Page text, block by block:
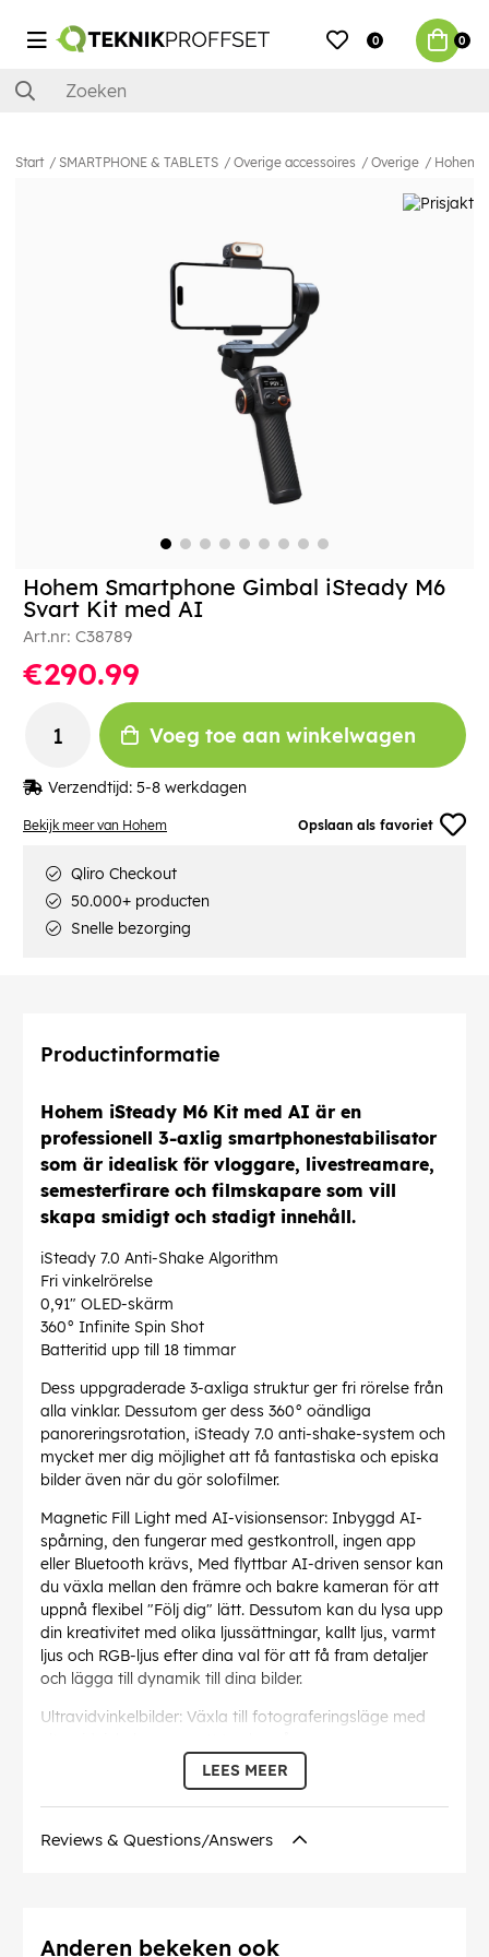
0 0
Start SMARTPHONE & TABLETS Overige accessoires Overige Hohem
Bekijk meer van Hohem Opslaan als favoriet
Hohem Smartphone Gimbal iSteady M6
Svart Kit med AI
Art.nr: C38789
€290.99
Voeg toe aan winkelwagen
Verzendtijd: 5-8 werkdagen
Qliro Checkout
50.000+ producten
Snelle bezorging
Productinformatie
Hohem iSteady M6 Kit med AI är en
professionell 3-axlig smartphonestabilisator
som är idealisk för vloggare, livestreamare,
semesterfirare och filmskapare som vill
skapa smidigt och stadigt innehåll.
iSteady 7.0 Anti-Shake Algorithm
Fri vinkelrörelse
0,91" OLED-skärm
360° Infinite Spin Shot
Batteritid upp till 18 timmar
Dess uppgraderade 3-axliga struktur ger fri rörelse från
alla vinklar. Dessutom ger dess 360° oändliga
panoreringsrotation, iSteady 7.0 anti-shake-system och
mycket mer dig möjlighet att få fantastiska och episka
bilder även när du gör solofilmer.
Magnetic Fill Light med AI-visionsensor: Inbyggd AI-
spårning, den fungerar med gestkontroll, ingen app
eller Bluetooth krävs, Med flyttbar AI-driven sensor kan
du växla mellan den främre och bakre kameran för att
uppnå flexibel "Följ dig" lätt. Dessutom kan du lysa upp
din kreativitet med olika ljussättningar, kallt ljus, varmt
ljus och RGB-ljus efter dina val för att få fram detaljer
och lägga till dynamik till dina bilder.
Ultravidvinkelbilder: Växla till fotograferingsläge med
multifunktionsavtryckaren fyra gånger, det är perfekt
för att fånga fri sikt.
skapelser när de är i rörelse och skakfria som wow.
LEES MEER
Reviews & Questions/Answers
Anderen bekeken ook